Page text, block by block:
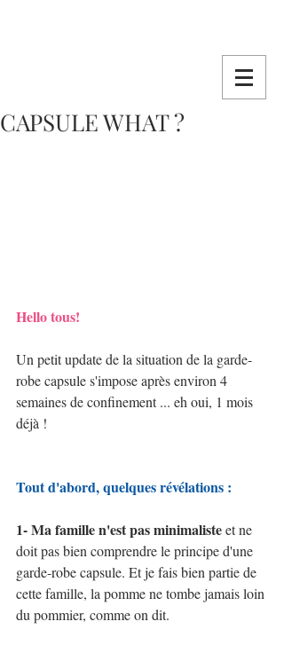
CAPSULE WHAT ?
Hello tous!
Un petit update de la situation de la garde-
robe capsule s'impose après environ 4
semaines de confinement ... eh oui, 1 mois
déjà !
Tout d'abord, quelques révélations :
1- Ma famille n'est pas minimaliste et ne
doit pas bien comprendre le principe d'une
garde-robe capsule. Et je fais bien partie de
cette famille, la pomme ne tombe jamais loin
du pommier, comme on dit.